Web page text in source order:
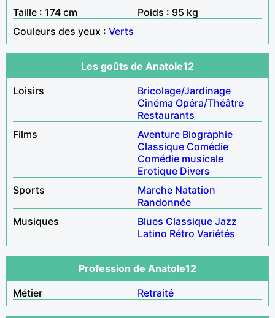
Taille : 174 cm
Poids : 95 kg
Couleurs des yeux : Verts
Les goûts de Anatole12
Loisirs
Bricolage/Jardinage
Cinéma Opéra/Théâtre
Restaurants
Films
Aventure Biographie
Classique Comédie
Comédie musicale
Erotique Divers
Sports
Marche Natation
Randonnée
Musiques
Blues Classique Jazz
Latino Rétro Variétés
Profession de Anatole12
Métier
Retraité